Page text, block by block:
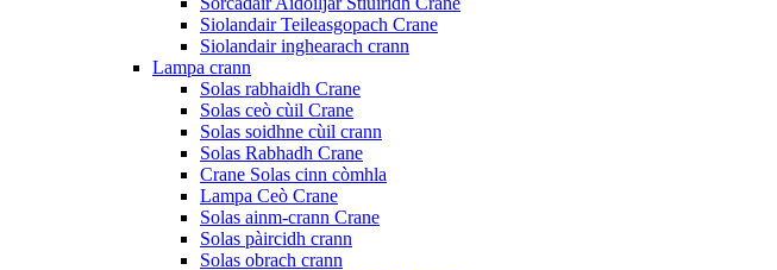
Siolandair Teileasgopach Crane
Siolandair inghearach crann
Lampa crann
Solas rabhaidh Crane
Solas ceò cùil Crane
Solas soidhne cùil crann
Solas Rabhadh Crane
Crane Solas cinn còmhla
Lampa Ceò Crane
Solas ainm-crann Crane
Solas pàircidh crann
Solas obrach crann